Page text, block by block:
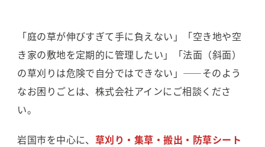
「庭の草が伸びすぎて手に負えない」「空き地や空
き家の敷地を定期的に管理したい」「法面（斜面）
の草刈りは危険で自分ではできない」――そのよう
なお困りごとは、株式会社アインにご相談くださ
い。
岩国市を中心に、 草刈り・集草・搬出・防草シート